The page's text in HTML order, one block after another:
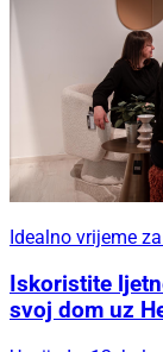
Idealno vrijeme
Iskoristite
svoj dom uz